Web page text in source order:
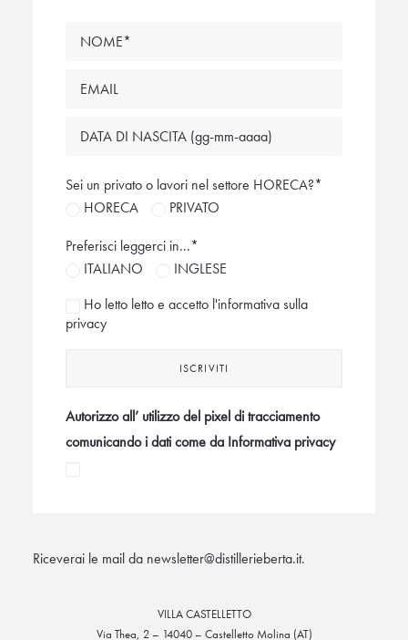
Sei un privato o lavori nel settore HORECA?*
HORECA
PRIVATO
Preferisci leggerci in...*
ITALIANO
INGLESE
Ho letto letto e accetto l'informativa sulla
privacy
Autorizzo all’ utilizzo del pixel di tracciamento
comunicando i dati come da Informativa privacy
Riceverai le mail da newsletter@distillerieberta.it.
VILLA CASTELLETTO
Via Thea, 2 – 14040 – Castelletto Molina (AT)